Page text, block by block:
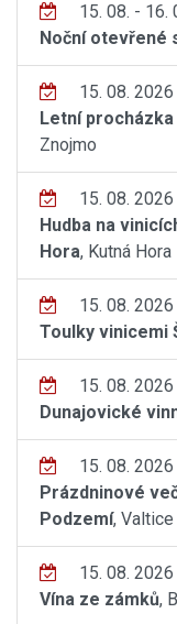
15. 08. - 16.
Noční otevřené
15. 08. 2026
Letní
Znojmo
15. 08. 2026
Hudba na
Hora, Kutná Hora
15. 08. 2026
Toulky vinicemi
15. 08. 2026
Dunajovické
15. 08. 2026
Prázdninové
Podzemí, Valtice
15. 08. 2026
Vína ze zámků,